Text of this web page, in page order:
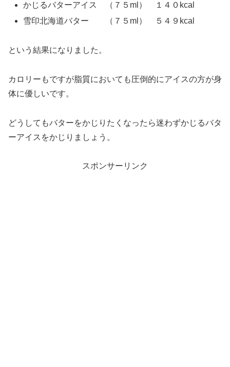
かじるバターアイス （７５ml） １４０kcal
雪印北海道バター （７５ml） ５４９kcal
という結果になりました。
カロリーもですが脂質においても圧倒的にアイスの方が身
体に優しいです。
どうしてもバターをかじりたくなったら迷わずかじるバタ
ーアイスをかじりましょう。
スポンサーリンク